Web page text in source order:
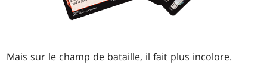
Mais sur le champ de bataille, il fait plus incolore.